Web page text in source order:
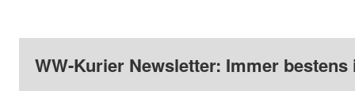
WW-Kurier Newsletter: Immer